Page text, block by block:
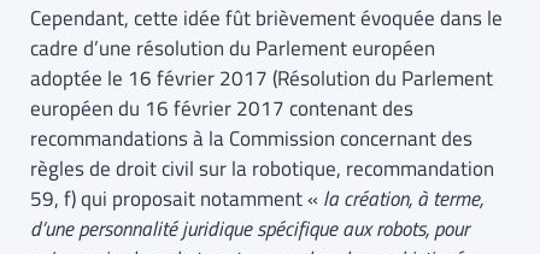
Cependant, cette idée fût brièvement évoquée dans le
cadre d’une résolution du Parlement européen
adoptée le 16 février 2017 (Résolution du Parlement
européen du 16 février 2017 contenant des
recommandations à la Commission concernant des
règles de droit civil sur la robotique, recommandation
59, f) qui proposait notamment « la création, à terme,
d’une personnalité juridique spécifique aux robots, pour